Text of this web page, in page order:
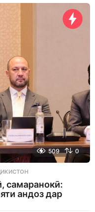
509 0
самаранокӣ:
андоз дар